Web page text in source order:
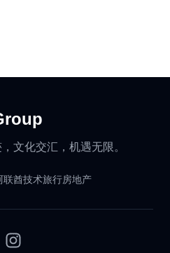
文化交汇，机遇无限。
联酋技术旅行房地产